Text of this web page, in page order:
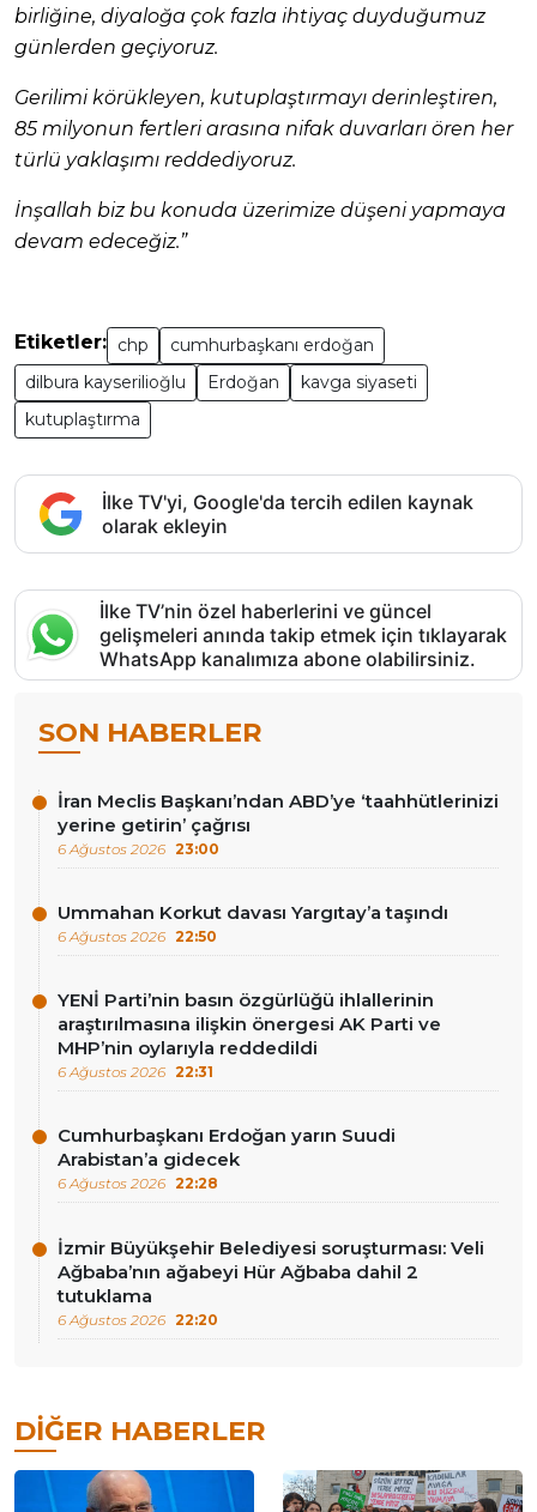
birliğine, diyaloğa çok fazla ihtiyaç duyduğumuz
günlerden geçiyoruz.
Gerilimi körükleyen, kutuplaştırmayı derinleştiren,
85 milyonun fertleri arasına nifak duvarları ören her
türlü yaklaşımı reddediyoruz.
İnşallah biz bu konuda üzerimize düşeni yapmaya
devam edeceğiz.”
Etiketler: chp
cumhurbaşkanı erdoğan
dilbura kayserilioğlu
Erdoğan
kavga siyaseti
kutuplaştırma
İlke TV'yi, Google'da tercih edilen kaynak
olarak ekleyin
İlke TV’nin özel haberlerini ve güncel
gelişmeleri anında takip etmek için tıklayarak
WhatsApp kanalımıza abone olabilirsiniz.
SON HABERLER
İran Meclis Başkanı’ndan ABD’ye ‘taahhütlerinizi
yerine getirin’ çağrısı
6 Ağustos 2026 23:00
Ummahan Korkut davası Yargıtay’a taşındı
6 Ağustos 2026 22:50
YENİ Parti’nin basın özgürlüğü ihlallerinin
araştırılmasına ilişkin önergesi AK Parti ve
MHP’nin oylarıyla reddedildi
6 Ağustos 2026 22:31
Cumhurbaşkanı Erdoğan yarın Suudi
Arabistan’a gidecek
6 Ağustos 2026 22:28
İzmir Büyükşehir Belediyesi soruşturması: Veli
Ağbaba’nın ağabeyi Hür Ağbaba dahil 2
tutuklama
6 Ağustos 2026 22:20
DIĞER HABERLER